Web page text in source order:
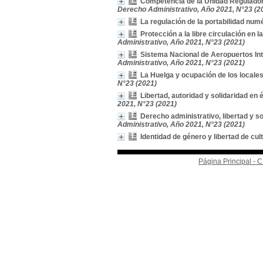
Derecho Administrativo, Año 2021, N°23
La regulación de la portabilidad
Protección a la libre circulación en
Administrativo, Año 2021, N°23 (2021)
Sistema Nacional de Aeropuertos
Administrativo, Año 2021, N°23 (2021)
La Huelga y ocupación de los
N°23 (2021)
Libertad, autoridad y solidaridad en
2021, N°23 (2021)
Derecho administrativo, libertad y
Administrativo, Año 2021, N°23 (2021)
Identidad de género y libertad de
Página Principal -